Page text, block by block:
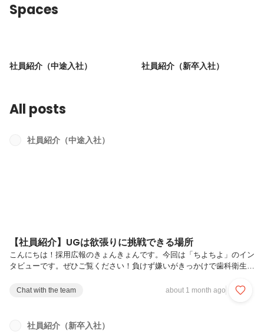
Pinned Latest
All posts
社員紹介（中途入社）
【社員紹介】UGは欲張りに挑戦できる場所
こんにちは！採用広報のきょんきょんです。今回は「ちよちよ」のイン
タビューです。ぜひご覧ください！負けず嫌いがきっかけで歯科衛生士
ますかはい！2024年12月にUGに入社しました。シェアード社員として
ていただけますかはい、高校卒業後、歯科衛生士の専門学校を経て地元
の歯医者で社会人生活をスタートしました。高校時代から歯医者でアル
Chat with the team about 1 month ago
社員紹介（新卒入社）
Spaces
社員紹介（中途入社） 社員紹介（新卒入社）